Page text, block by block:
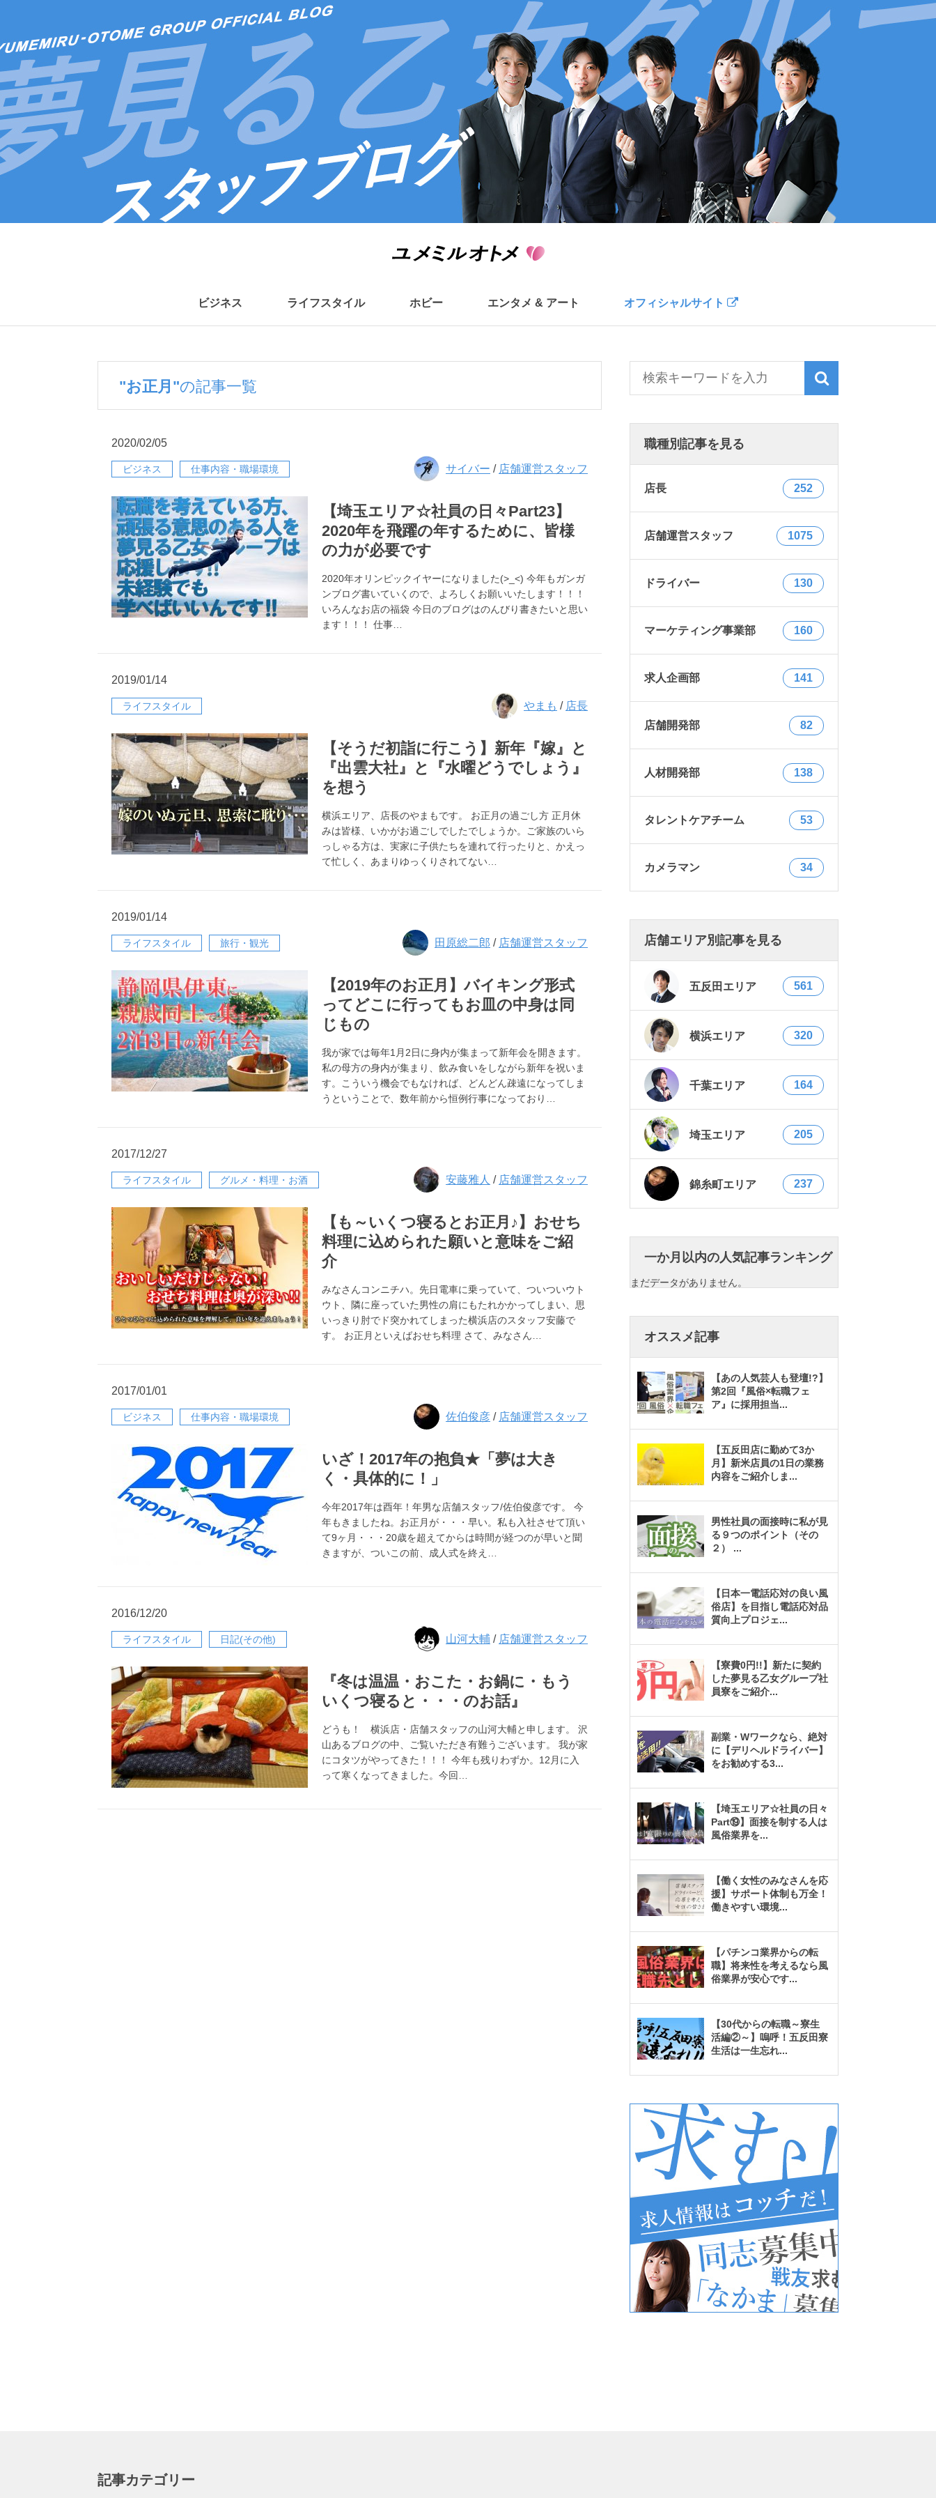
ビジネス ライフスタイル ホビー エンタメ & アート オフィシャルサイト
"お正月"の記事一覧
2020/02/05
ビジネス 仕事内容・職場環境 サイバー / 店舗運営スタッフ
【埼玉エリア☆社員の日々Part23】
2020年を飛躍の年するために、皆様
の力が必要です
2020年オリンピックイヤーになりました(>_<) 今年もガンガ
ンブログ書いていくので、よろしくお願いいたします！！！
いろんなお店の福袋 今日のブログはのんびり書きたいと思い
ます！！！ 仕事…
2019/01/14
ライフスタイル やまも / 店長
【そうだ初詣に行こう】新年『嫁』と
『出雲大社』と『水曜どうでしょう』
を想う
横浜エリア、店長のやまもです。 お正月の過ごし方 正月休
みは皆様、いかがお過ごしでしたでしょうか。ご家族のいら
っしゃる方は、実家に子供たちを連れて行ったりと、かえっ
て忙しく、あまりゆっくりされてない…
2019/01/14
ライフスタイル 旅行・観光 田原総二郎 / 店舗運営スタッフ
【2019年のお正月】バイキング形式
ってどこに行ってもお皿の中身は同
じもの
我が家では毎年1月2日に身内が集まって新年会を開きます。
私の母方の身内が集まり、飲み食いをしながら新年を祝いま
す。こういう機会でもなければ、どんどん疎遠になってしま
うということで、数年前から恒例行事になっており…
2017/12/27
ライフスタイル グルメ・料理・お酒 安藤雅人 / 店舗運営スタッフ
【も～いくつ寝るとお正月♪】おせち
料理に込められた願いと意味をご紹
介
みなさんコンニチハ。先日電車に乗っていて、ついついウト
ウト、隣に座っていた男性の肩にもたれかかってしまい、思
いっきり肘でド突かれてしまった横浜店のスタッフ安藤で
す。 お正月といえばおせち料理 さて、みなさん…
2017/01/01
ビジネス 仕事内容・職場環境 佐伯俊彦 / 店舗運営スタッフ
いざ！2017年の抱負★「夢は大き
く・具体的に！」
今年2017年は酉年！年男な店舗スタッフ/佐伯俊彦です。 今
年もきましたね。お正月が・・・早い。私も入社させて頂い
て9ヶ月・・・20歳を超えてからは時間が経つのが早いと聞
きますが、ついこの前、成人式を終え…
2016/12/20
ライフスタイル 日記(その他) 山河大輔 / 店舗運営スタッフ
『冬は温温・おこた・お鍋に・もう
いくつ寝ると・・・のお話』
どうも！ 横浜店・店舗スタッフの山河大輔と申します。 沢
山あるブログの中、ご覧いただき有難うございます。 我が家
にコタツがやってきた！！！ 今年も残りわずか。12月に入
って寒くなってきました。今回…
職種別記事を見る
店長 252
店舗運営スタッフ 1075
ドライバー 130
マーケティング事業部 160
求人企画部 141
店舗開発部 82
人材開発部 138
タレントケアチーム 53
カメラマン 34
店舗エリア別記事を見る
五反田エリア 561
横浜エリア 320
千葉エリア 164
埼玉エリア 205
錦糸町エリア 237
一か月以内の人気記事ランキング
まだデータがありません。
オススメ記事
【あの人気芸人も登壇!?】
第2回『風俗×転職フェ
ア』に採用担当...
【五反田店に勤めて3か
月】新米店員の1日の業務
内容をご紹介しま ...
男性社員の面接時に私が見
る９つのポイント（その
２） ...
【日本一電話応対の良い風
俗店】を目指し電話応対品
質向上プロジェ...
【寮費0円!!】新たに契約
した夢見る乙女グループ社
員寮をご紹介...
副業・Wワークなら、絶対
に【デリヘルドライバー】
をお勧めする3...
【埼玉エリア☆社員の日々
Part⑲】面接を制する人は
風俗業界を...
【働く女性のみなさんを応
援】サポート体制も万全！
働きやすい環境...
【パチンコ業界からの転
職】将来性を考えるなら風
俗業界が安心です...
【30代からの転職～寮生
活編②～】嗚呼！五反田寮
生活は一生忘れ...
記事カテゴリー